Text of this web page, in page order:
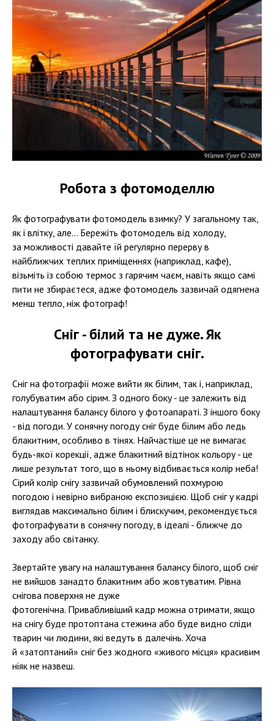
Робота з фотомоделлю
Як фотографувати фотомодель взимку? У загальному так,
як і влітку, але... Бережіть фотомодель від холоду,
за можливості давайте їй регулярно перерву в
найближчих теплих приміщеннях (наприклад, кафе),
візьміть із собою термос з гарячим чаєм, навіть якщо самі
пити не збираєтеся, адже фотомодель зазвичай одягнена
менш тепло, ніж фотограф!
Сніг - білий та не дуже. Як
фотографувати сніг.
Сніг на фотографії може вийти як білим, так і, наприклад,
голубуватим або сірим. З одного боку - це залежить від
налаштування балансу білого у фотоапараті. З іншого боку
- від погоди. У сонячну погоду сніг буде білим або ледь
блакитним, особливо в тінях. Найчастіше це не вимагає
будь-якої корекції, адже блакитний відтінок кольору - це
лише результат того, що в ньому відбивається колір неба!
Сірий колір снігу зазвичай обумовлений похмурою
погодою і невірно вибраною експозицією. Щоб сніг у кадрі
виглядав максимально білим і блискучим, рекомендується
фотографувати в сонячну погоду, в ідеалі - ближче до
заходу або світанку.
Звертайте увагу на налаштування балансу білого, щоб сніг
не вийшов занадто блакитним або жовтуватим. Рівна
снігова поверхня не дуже
фотогенічна. Привабливіший кадр можна отримати, якщо
на снігу буде протоптана стежина або буде видно сліди
тварин чи людини, які ведуть в далечінь. Хоча
й «затоптаний» сніг без жодного «живого місця» красивим
ніяк не назвеш.